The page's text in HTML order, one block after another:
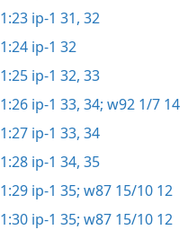
1:23 ip-1 31, 32
1:24 ip-1 32
1:25 ip-1 32, 33
1:26 ip-1 33, 34; w92 1/7 14
1:27 ip-1 33, 34
1:28 ip-1 34, 35
1:29 ip-1 35; w87 15/10 12
1:30 ip-1 35; w87 15/10 12